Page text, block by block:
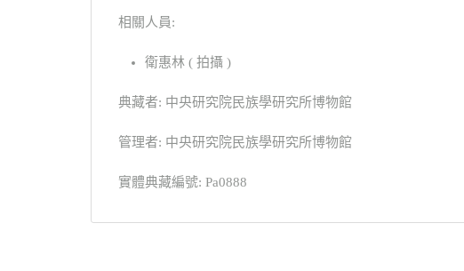
相關人員:
衛惠林 ( 拍攝 )
典藏者: 中央研究院民族學研究所博物館
管理者: 中央研究院民族學研究所博物館
實體典藏編號: Pa0888